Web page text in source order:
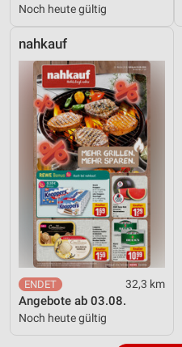
Noch heute gültig
nahkauf
32,3 km
Angebote ab 03.08.
Noch heute gültig